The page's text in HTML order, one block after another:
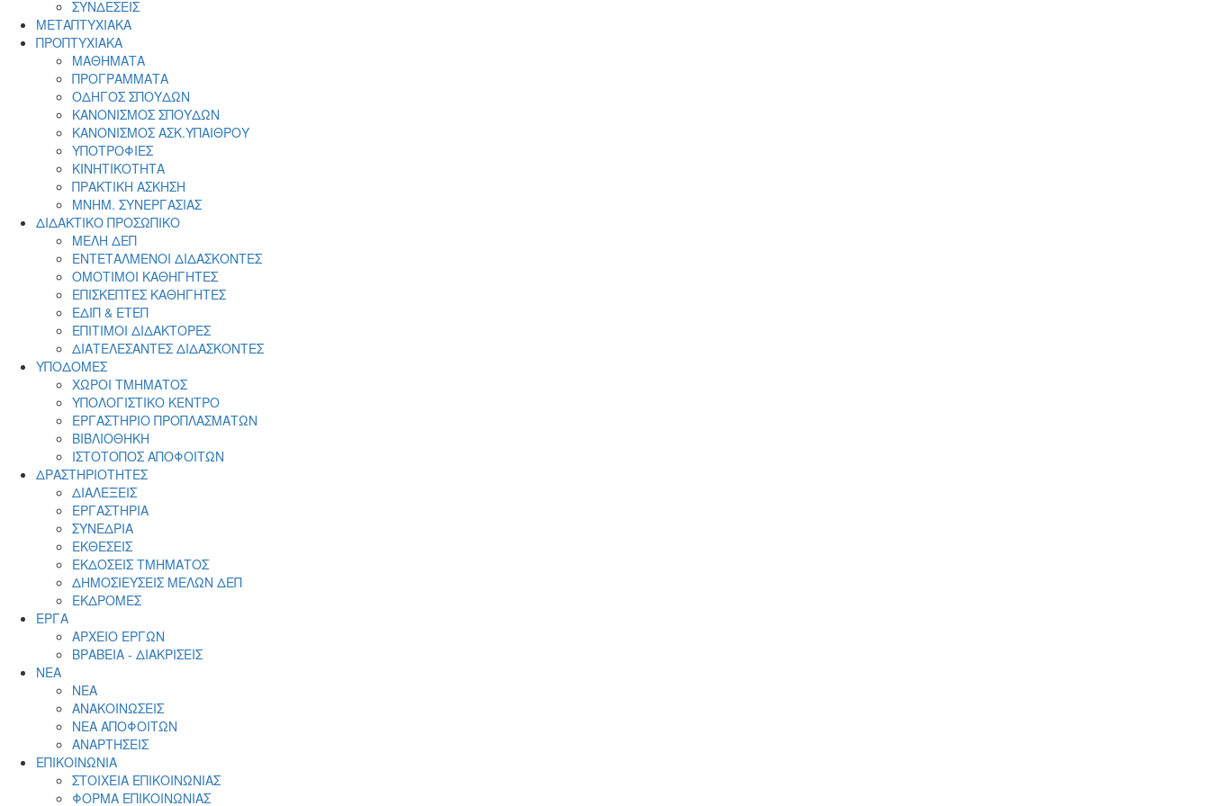
ΣΥΝΔΕΣΕΙΣ
ΜΕΤΑΠΤΥΧΙΑΚΑ
ΠΡΟΠΤΥΧΙΑΚΑ
ΜΑΘΗΜΑΤΑ
ΠΡΟΓΡΑΜΜΑΤΑ
ΟΔΗΓΟΣ ΣΠΟΥΔΩΝ
ΚΑΝΟΝΙΣΜΟΣ ΣΠΟΥΔΩΝ
ΚΑΝΟΝΙΣΜΟΣ ΑΣΚ.ΥΠΑΙΘΡΟΥ
ΥΠΟΤΡΟΦΙΕΣ
ΚΙΝΗΤΙΚΟΤΗΤΑ
ΠΡΑΚΤΙΚΗ ΑΣΚΗΣΗ
ΜΝΗΜ. ΣΥΝΕΡΓΑΣΙΑΣ
ΔΙΔΑΚΤΙΚΟ ΠΡΟΣΩΠΙΚΟ
ΜΕΛΗ ΔΕΠ
ΕΝΤΕΤΑΛΜΕΝΟΙ ΔΙΔΑΣΚΟΝΤΕΣ
ΟΜΟΤΙΜΟΙ ΚΑΘΗΓΗΤΕΣ
ΕΠΙΣΚΕΠΤΕΣ ΚΑΘΗΓΗΤΕΣ
ΕΔΙΠ & ΕΤΕΠ
ΕΠΙΤΙΜΟΙ ΔΙΔΑΚΤΟΡΕΣ
ΔΙΑΤΕΛΕΣΑΝΤΕΣ ΔΙΔΑΣΚΟΝΤΕΣ
ΥΠΟΔΟΜΕΣ
ΧΩΡΟΙ ΤΜΗΜΑΤΟΣ
ΥΠΟΛΟΓΙΣΤΙΚΟ ΚΕΝΤΡΟ
ΕΡΓΑΣΤΗΡΙΟ ΠΡΟΠΛΑΣΜΑΤΩΝ
ΒΙΒΛΙΟΘΗΚΗ
ΙΣΤΟΤΟΠΟΣ ΑΠΟΦΟΙΤΩΝ
ΔΡΑΣΤΗΡΙΟΤΗΤΕΣ
ΔΙΑΛΕΞΕΙΣ
ΕΡΓΑΣΤΗΡΙΑ
ΣΥΝΕΔΡΙΑ
ΕΚΘΕΣΕΙΣ
ΕΚΔΟΣΕΙΣ ΤΜΗΜΑΤΟΣ
ΔΗΜΟΣΙΕΥΣΕΙΣ ΜΕΛΩΝ ΔΕΠ
ΕΚΔΡΟΜΕΣ
ΕΡΓΑ
ΑΡΧΕΙΟ ΕΡΓΩΝ
ΒΡΑΒΕΙΑ - ΔΙΑΚΡΙΣΕΙΣ
ΝΕΑ
ΝΕΑ
ΑΝΑΚΟΙΝΩΣΕΙΣ
ΝΕΑ ΑΠΟΦΟΙΤΩΝ
ΑΝΑΡΤΗΣΕΙΣ
ΕΠΙΚΟΙΝΩΝΙΑ
ΣΤΟΙΧΕΙΑ ΕΠΙΚΟΙΝΩΝΙΑΣ
ΦΟΡΜΑ ΕΠΙΚΟΙΝΩΝΙΑΣ